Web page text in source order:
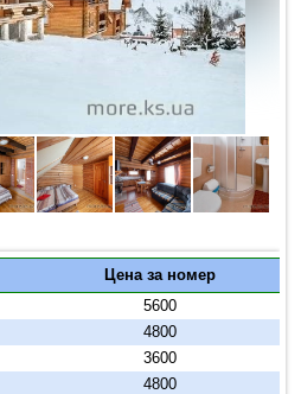
Цена за номер
5600
4800
3600
4800